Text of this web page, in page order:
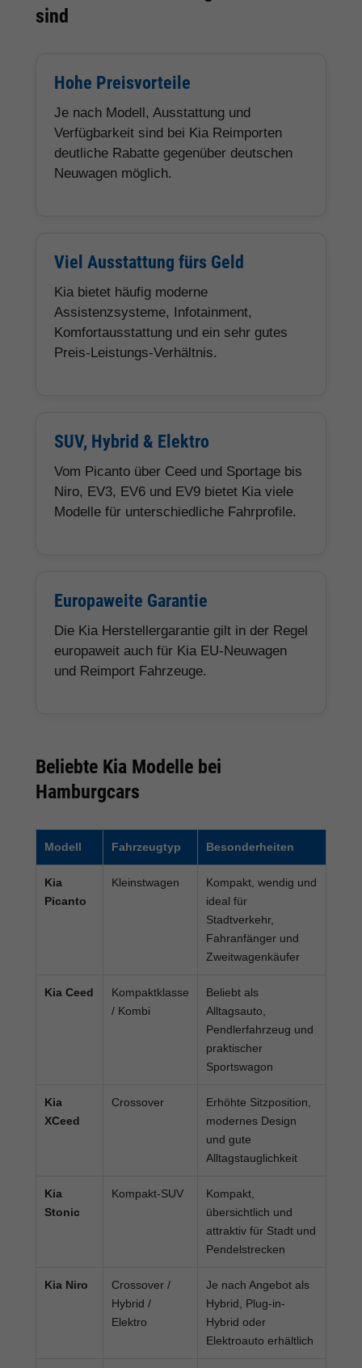
sind
Hohe Preisvorteile
Je nach Modell, Ausstattung und
Verfügbarkeit sind bei Kia Reimporten
deutliche Rabatte gegenüber deutschen
Neuwagen möglich.
Viel Ausstattung fürs Geld
Kia bietet häufig moderne
Assistenzsysteme, Infotainment,
Komfortausstattung und ein sehr gutes
Preis-Leistungs-Verhältnis.
SUV, Hybrid & Elektro
Vom Picanto über Ceed und Sportage bis
Niro, EV3, EV6 und EV9 bietet Kia viele
Modelle für unterschiedliche Fahrprofile.
Europaweite Garantie
Die Kia Herstellergarantie gilt in der Regel
europaweit auch für Kia EU-Neuwagen
und Reimport Fahrzeuge.
Beliebte Kia Modelle bei
Hamburgcars
Modell Fahrzeugtyp Besonderheiten
Kia
Picanto
Kleinstwagen
Kompakt, wendig und
ideal für
Stadtverkehr,
Fahranfänger und
Zweitwagenkäufer
Kia Ceed
Kompaktklasse
/ Kombi
Beliebt als
Alltagsauto,
Pendlerfahrzeug und
praktischer
Sportswagon
Kia
XCeed
Crossover
Erhöhte Sitzposition,
modernes Design
und gute
Alltagstauglichkeit
Kia
Stonic
Kompakt-SUV
Kompakt,
übersichtlich und
attraktiv für Stadt und
Pendelstrecken
Kia Niro
Crossover /
Hybrid /
Elektro
Je nach Angebot als
Hybrid, Plug-in-
Hybrid oder
Elektroauto erhältlich